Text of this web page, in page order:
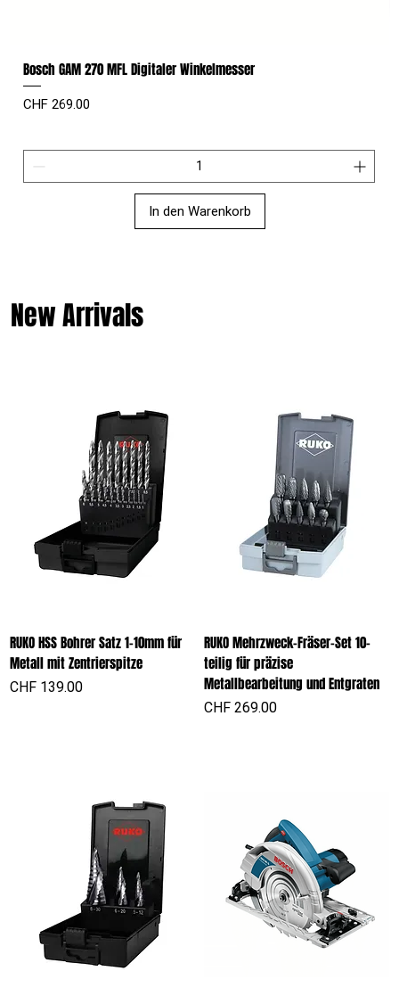
New Arrivals
RUKO HSS Bohrer Satz 1-10mm für
Metall mit Zentrierspitze
Preis
CHF 139.00
RUKO Mehrzweck-Fräser-Set 10-
teilig für präzise
Metallbearbeitung und Entgraten
Preis
CHF 269.00
Bosch GAM 270 MFL Digitaler Winkelmesser
Preis
CHF 269.00
In den Warenkorb